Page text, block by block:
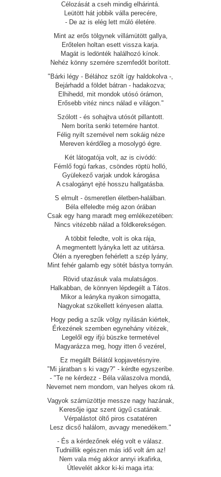
Célozását a cseh mindig elhárintá.
Leütött hát jobbik válla perecére,
- De az is elég lett múló életére.
Mint az erős tölgynek villámütött gallya,
Erőtelen holtan esett vissza karja.
Magát is ledönték halálhozó kínok.
Nehéz könny szemére szemfedőt borított.
"Bárki légy - Bélához szólt így haldokolva -,
Bejárhadd a földet bátran - hadakozva;
Elhihedd, mit mondok utósó órámon,
Erősebb vitéz nincs nálad e világon."
Szólott - és sohajtva utósót pillantott.
Nem boríta senki tetemére hantot.
Félig nyilt szemével nem sokáig néze
Mereven kérdőleg a mosolygó égre.
Két látogatója volt, az is civódó:
Fémlő fogú farkas, csöndes röptü holló,
Gyülekező varjak undok károgása
A csalogányt ejté hosszu hallgatásba.
S elmult - ösmeretlen életben-halálban.
Béla elfeledte még azon órában
Csak egy hang maradt meg emlékezetében:
Nincs vitézebb nálad a földkerekségen.
A többit feledte, volt is oka rája,
A megmentett lyányka lett az utitársa.
Ölén a nyeregben fehérlett a szép lyány,
Mint fehér galamb egy sötét bástya tornyán.
Rövid utazásuk vala mulatságos.
Halkabban, de könnyen lépdegélt a Tátos.
Mikor a leányka nyakon simogatta,
Nagyokat szökellett kényesen alatta.
Hogy pedig a szűk völgy nyilásán kiértek,
Érkezének szemben egynehány vitézek,
Legelől egy ifjú büszke termetével
Magyarázza meg, hogy itten ő vezérel,
Ez megállt Bélától kopjavetésnyire.
"Mi járatban s ki vagy?" - kérdte egyszeribe.
- "Te ne kérdezz - Béla válaszolva mondá,
Nevemet nem mondom, van helyes okom rá.
Vagyok számüzöttje messze nagy hazának,
Keresője igaz szent ügyű csatának.
Vérpalástot öltő piros csatatéren
Lesz dicső halálom, avvagy menedékem."
- És a kérdezőnek elég volt e válasz.
Tudniillik egészen más idő volt ám az!
Nem vala még akkor annyi irkafirka,
Útlevelét akkor ki-ki maga irta: